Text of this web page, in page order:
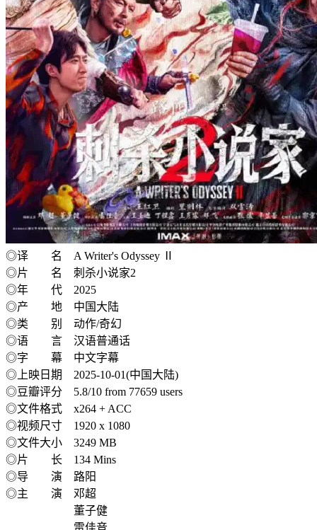
◎译 名 A Writer's Odyssey Ⅱ
◎片 名 刺杀小说家2
◎年 代 2025
◎产 地 中国大陆
◎类 别 动作/奇幻
◎语 言 汉语普通话
◎字 幕 中文字幕
◎上映日期 2025-10-01(中国大陆)
◎豆瓣评分 5.8/10 from 77659 users
◎文件格式 x264 + ACC
◎视频尺寸 1920 x 1080
◎文件大小 3249 MB
◎片 长 134 Mins
◎导 演 路阳
◎主 演 邓超
董子健
雷佳音